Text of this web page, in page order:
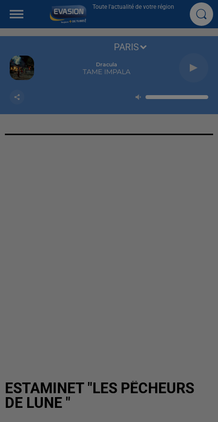
Toute l'actualité de votre région
Dracula
TAME IMPALA
PARIS
ESTAMINET "LES PÊCHEURS
DE LUNE "